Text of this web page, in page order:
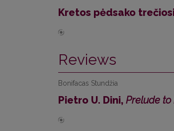
Kretos pėdsako
Reviews
Bonifacas Stundžia
Pietro U. Dini, Prelude